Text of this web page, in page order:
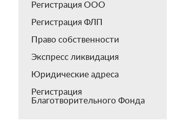
Регистрация ООО
Регистрация ФЛП
Право собственности
Экспресс ликвидация
Юридические адреса
Регистрация
Благотворительного Фонда